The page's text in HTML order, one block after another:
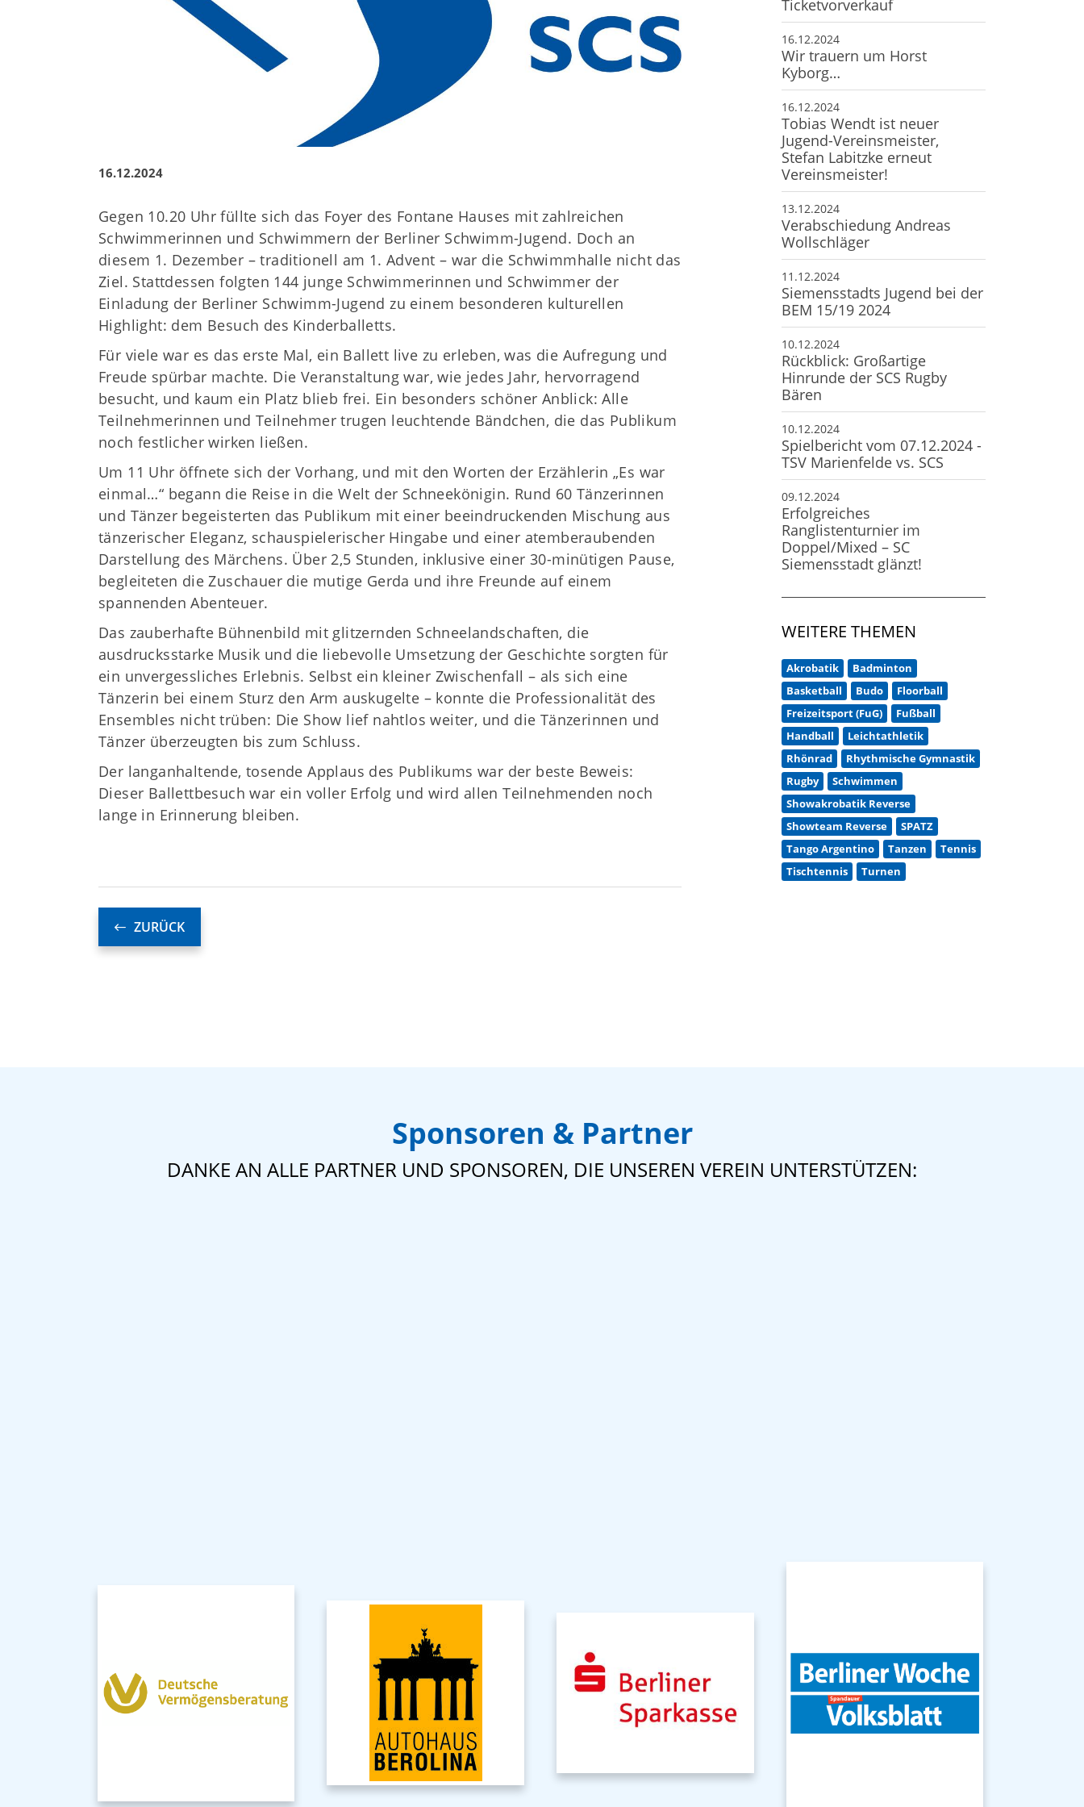
16.12.2024
Gegen 10.20 Uhr füllte sich das Foyer des Fontane Hauses mit zahlreichen
Schwimmerinnen und Schwimmern der Berliner Schwimm-Jugend. Doch an
diesem 1. Dezember – traditionell am 1. Advent – war die Schwimmhalle nicht das
Ziel. Stattdessen folgten 144 junge Schwimmerinnen und Schwimmer der
Einladung der Berliner Schwimm-Jugend zu einem besonderen kulturellen
Highlight: dem Besuch des Kinderballetts.
Für viele war es das erste Mal, ein Ballett live zu erleben, was die Aufregung und
Freude spürbar machte. Die Veranstaltung war, wie jedes Jahr, hervorragend
besucht, und kaum ein Platz blieb frei. Ein besonders schöner Anblick: Alle
Teilnehmerinnen und Teilnehmer trugen leuchtende Bändchen, die das Publikum
noch festlicher wirken ließen.
Um 11 Uhr öffnete sich der Vorhang, und mit den Worten der Erzählerin „Es war
einmal…“ begann die Reise in die Welt der Schneekönigin. Rund 60 Tänzerinnen
und Tänzer begeisterten das Publikum mit einer beeindruckenden Mischung aus
tänzerischer Eleganz, schauspielerischer Hingabe und einer atemberaubenden
Darstellung des Märchens. Über 2,5 Stunden, inklusive einer 30-minütigen Pause,
begleiteten die Zuschauer die mutige Gerda und ihre Freunde auf einem
spannenden Abenteuer.
Das zauberhafte Bühnenbild mit glitzernden Schneelandschaften, die
ausdrucksstarke Musik und die liebevolle Umsetzung der Geschichte sorgten für
ein unvergessliches Erlebnis. Selbst ein kleiner Zwischenfall – als sich eine
Tänzerin bei einem Sturz den Arm auskugelte – konnte die Professionalität des
Ensembles nicht trüben: Die Show lief nahtlos weiter, und die Tänzerinnen und
Tänzer überzeugten bis zum Schluss.
Der langanhaltende, tosende Applaus des Publikums war der beste Beweis:
Dieser Ballettbesuch war ein voller Erfolg und wird allen Teilnehmenden noch
lange in Erinnerung bleiben.
ZURÜCK
Ticketvorverkauf
16.12.2024
Wir trauern um Horst
Kyborg…
16.12.2024
Tobias Wendt ist neuer
Jugend-Vereinsmeister,
Stefan Labitzke erneut
Vereinsmeister!
13.12.2024
Verabschiedung Andreas
Wollschläger
11.12.2024
Siemensstadts Jugend bei der
BEM 15/19 2024
10.12.2024
Rückblick: Großartige
Hinrunde der SCS Rugby
Bären
10.12.2024
Spielbericht vom 07.12.2024 -
TSV Marienfelde vs. SCS
09.12.2024
Erfolgreiches
Ranglistenturnier im
Doppel/Mixed – SC
Siemensstadt glänzt!
WEITERE THEMEN
Akrobatik
Badminton
Basketball
Budo
Floorball
Freizeitsport (FuG)
Fußball
Handball
Leichtathletik
Rhönrad
Rhythmische Gymnastik
Rugby
Schwimmen
Showakrobatik Reverse
Showteam Reverse
SPATZ
Tango Argentino
Tanzen
Tennis
Tischtennis
Turnen
Sponsoren & Partner
DANKE AN ALLE PARTNER UND SPONSOREN, DIE UNSEREN VEREIN UNTERSTÜTZEN: